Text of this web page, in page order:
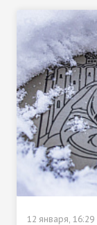
12 января, 16:29